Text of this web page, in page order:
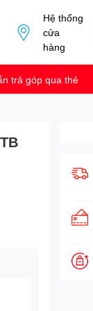
Hệ thống
cửa
hàng
trả góp qua thẻ